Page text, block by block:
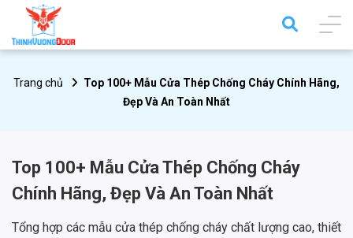
Trang chủ
Top 100+ Mẫu Cửa Thép Chống Cháy Chính Hãng,
Đẹp Và An Toàn Nhất
Top 100+ Mẫu Cửa Thép Chống Cháy
Chính Hãng, Đẹp Và An Toàn Nhất
Tổng hợp các mẫu cửa thép chống cháy chất lượng cao, thiết